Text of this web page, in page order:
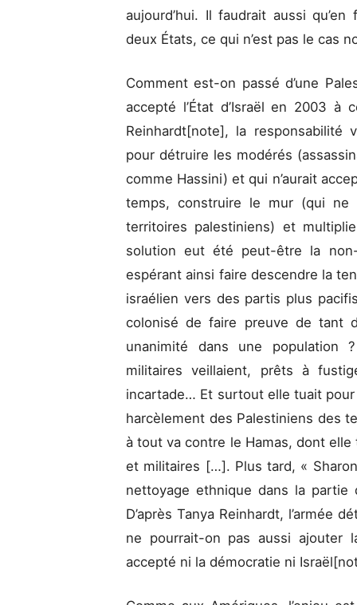
aujourd’hui. Il faudrait aussi
deux États, ce qui n’est pas le cas
Comment est-on passé d’une
accepté l’État d’Israël en 2003 à
Reinhardt[note], la responsabilité
pour détruire les modérés
comme Hassini) et qui n’aurait
temps, construire le mur (qui
territoires palestiniens) et
solution eut été peut-être la
espérant ainsi faire descendre la
israélien vers des partis plus
colonisé de faire preuve de tant
unanimité dans une population
militaires veillaient, prêts à
incartade… Et surtout elle tuait
harcèlement des Palestiniens des
à tout va contre le Hamas, dont
et militaires […]. Plus tard, «
nettoyage ethnique dans la partie
D’après Tanya Reinhardt, l’armée
ne pourrait-on pas aussi ajouter
accepté ni la démocratie ni